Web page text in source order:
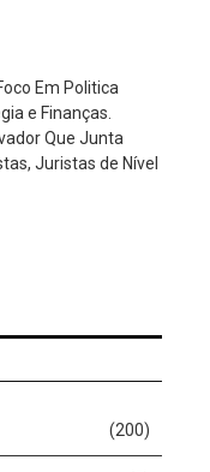
do
Lei
3 Mins Read
e destaca que
venceu hoje. O
questões do
não tomasse